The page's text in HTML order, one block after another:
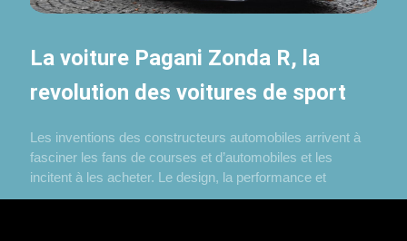
La voiture Pagani Zonda R, la
revolution des voitures de sport
Les inventions des constructeurs automobiles arrivent à
fasciner les fans de courses et d’automobiles et les
incitent à les acheter. Le design, la performance et